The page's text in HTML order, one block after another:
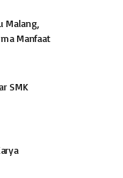
Malang,
Manfaat
SMK